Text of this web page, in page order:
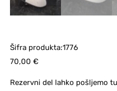
Šifra produkta:1776
70,00 €
Rezervni del lahko pošljemo